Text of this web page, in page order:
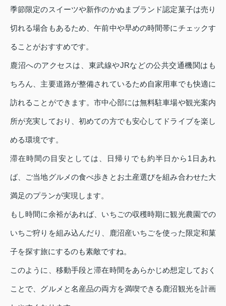
季節限定のスイーツや新作のかぬまブランド認定菓子は売り
切れる場合もあるため、午前中や早めの時間帯にチェックす
ることがおすすめです。
鹿沼へのアクセスは、東武線やJRなどの公共交通機関はも
ちろん、主要道路が整備されているため自家用車でも快適に
訪れることができます。市中心部には無料駐車場や観光案内
所が充実しており、初めての方でも安心してドライブを楽し
める環境です。
滞在時間の目安としては、日帰りでも約半日から1日あれ
ば、ご当地グルメの食べ歩きとお土産選びを組み合わせた大
満足のプランが実現します。
もし時間に余裕があれば、いちごの収穫時期に観光農園での
いちご狩りを組み込んだり、鹿沼産いちごを使った限定和菓
子を探す旅にするのも素敵ですね。
このように、移動手段と滞在時間をあらかじめ想定しておく
ことで、グルメと名産品の両方を満喫できる鹿沼観光を計画